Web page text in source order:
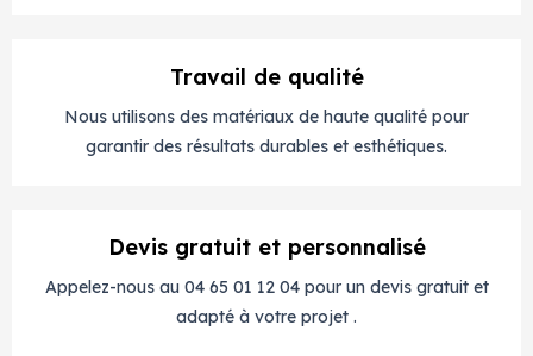
Travail de qualité
Nous utilisons des matériaux de haute qualité pour
garantir des résultats durables et esthétiques.
Devis gratuit et personnalisé
Appelez-nous au 04 65 01 12 04 pour un devis gratuit et
adapté à votre projet .